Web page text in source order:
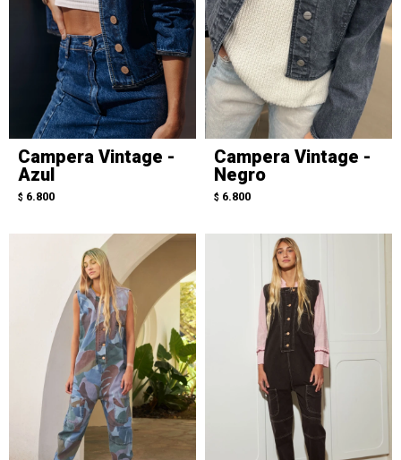
Campera Vintage -
Azul
$ 6.800
Campera Vintage -
Negro
$ 6.800